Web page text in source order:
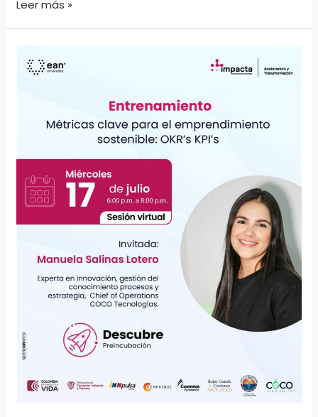
Figuras
Conflictos
de
Empresarial
Efectiva
Leer más »